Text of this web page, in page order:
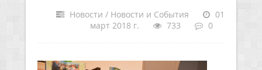
Новости / Новости и События
01
март 2018 г.
733 0